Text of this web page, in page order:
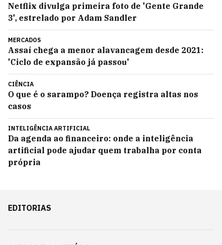
Netflix divulga primeira foto de 'Gente Grande
3', estrelado por Adam Sandler
MERCADOS
Assaí chega a menor alavancagem desde 2021:
'Ciclo de expansão já passou'
CIÊNCIA
O que é o sarampo? Doença registra altas nos
casos
INTELIGÊNCIA ARTIFICIAL
Da agenda ao financeiro: onde a inteligência
artificial pode ajudar quem trabalha por conta
própria
EDITORIAS